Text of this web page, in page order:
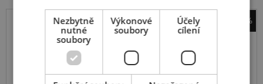
-26%
sněhové řetězy Pewag
RSM 75 Servomatik
Nezbytně
nutné
soubory
Výkonové
soubory
Účely
cílení